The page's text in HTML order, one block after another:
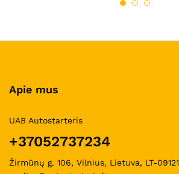
Apie mus
UAB Autostarteris
+37052737234
Žirmūnų g. 106, Vilnius, Lietuva, LT-09121